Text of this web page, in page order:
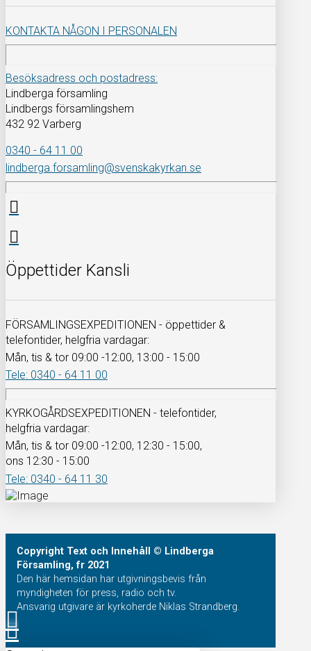
KONTAKTA NÅGON I PERSONALEN
Besöksadress och postadress:
Lindberga församling
Lindbergs församlingshem
432 92 Varberg
0340 - 64 11 00
lindberga.forsamling@svenskakyrkan.se
Öppettider Kansli
FÖRSAMLINGSEXPEDITIONEN - öppettider &
telefontider, helgfria vardagar:
Mån, tis & tor 09:00 -12:00, 13:00 - 15:00
Tele: 0340 - 64 11 00
KYRKOGÅRDSEXPEDITIONEN - telefontider,
helgfria vardagar:
Mån, tis & tor 09:00 -12:00, 12:30 - 15:00,
ons 12:30 - 15:00
Tele: 0340 - 64 11 30
Copyright Text och Innehåll
© Lindberga
Församling, fr 2021
Den här hemsidan har utgivningsbevis från
myndigheten för press, radio och tv.
Ansvarig utgivare är kyrkoherde Niklas Strandberg.